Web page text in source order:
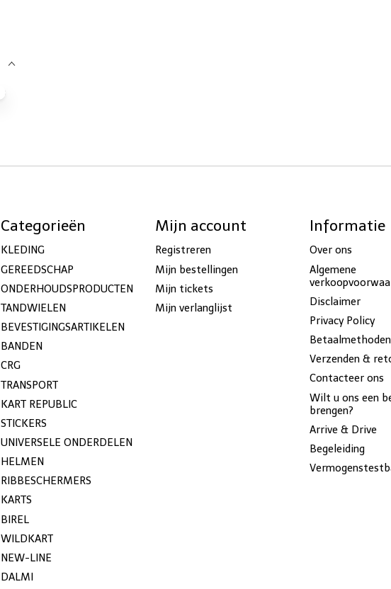
Categorieën
KLEDING
GEREEDSCHAP
ONDERHOUDSPRODUCTEN
TANDWIELEN
BEVESTIGINGSARTIKELEN
BANDEN
CRG
TRANSPORT
KART REPUBLIC
STICKERS
UNIVERSELE ONDERDELEN
HELMEN
RIBBESCHERMERS
KARTS
BIREL
WILDKART
NEW-LINE
DALMI
Mijn account
Registreren
Mijn bestellingen
Mijn tickets
Mijn verlanglijst
Informatie
Over ons
Algemene
Disclaimer
Privacy Policy
Betaalmethoden
Verzenden &
Contacteer ons
Wilt u ons een
brengen?
Arrive & Drive
Begeleiding